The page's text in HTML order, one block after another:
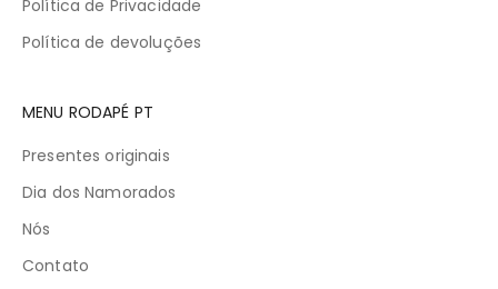
Política de Privacidade
Política de devoluções
MENU RODAPÉ PT
Presentes originais
Dia dos Namorados
Nós
Contato